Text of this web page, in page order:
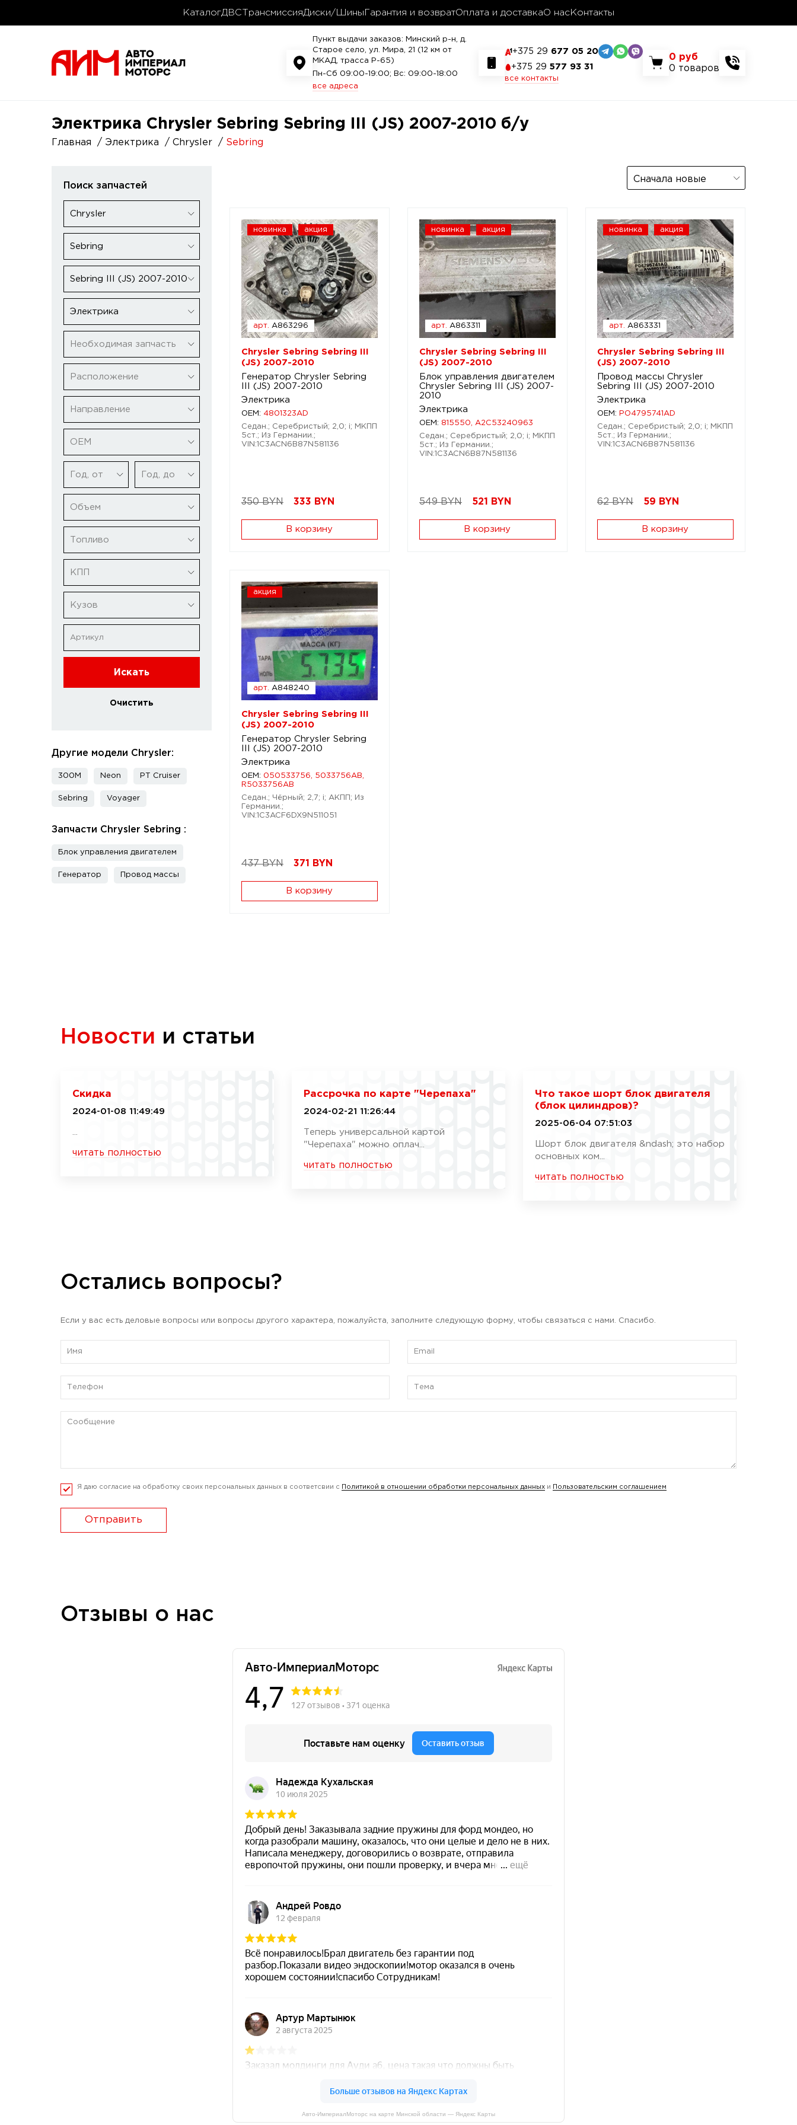
КаталогДВС ТрансмиссияДиски/Шины Гарантия и возвратОплата и доставкаО нас Контакты
Пункт выдачи заказов: Минский р-н, д.
Старое село, ул. Мира, 21 (12 км от
МКАД, трасса P-65)
Пн-Сб 09:00-19:00; Вс: 09:00-18:00
все адреса
+375 29 677 05 20
+375 29 577 93 31
все контакты
0 руб
0 товаров
Электрика Chrysler Sebring Sebring III (JS) 2007-2010 б/у
Главная Электрика Chrysler Sebring
Поиск запчастей
Chrysler
Sebring
Sebring III (JS) 2007-2010
Электрика
Необходимая запчасть
Расположение
Направление
ОЕМ
Год, от Год, до
Объем
Топливо
КПП
Кузов
Искать
Очистить
Другие модели Chrysler:
300M Neon PT Cruiser
Sebring Voyager
Запчасти Chrysler Sebring :
Блок управления двигателем
Генератор Провод массы
Сначала новые
новинка акция
арт. A863296
Chrysler Sebring Sebring III
(JS) 2007-2010
Генератор Chrysler Sebring
III (JS) 2007-2010
Электрика
OEM: 4801323AD
Седан.; Серебристый; 2,0; i; МКПП
5ст.; Из Германии.;
VIN:1C3ACN6B87N581136
350 BYN 333 BYN
В корзину
новинка акция
арт. A863311
Chrysler Sebring Sebring III
(JS) 2007-2010
Блок управления двигателем
Chrysler Sebring III (JS) 2007-
2010
Электрика
OEM: 815550, A2C53240963
Седан.; Серебристый; 2,0; i; МКПП
5ст.; Из Германии.;
VIN:1C3ACN6B87N581136
549 BYN 521 BYN
В корзину
новинка акция
арт. A863331
Chrysler Sebring Sebring III
(JS) 2007-2010
Провод массы Chrysler
Sebring III (JS) 2007-2010
Электрика
OEM:
PO4795741AD
Седан.; Серебристый; 2,0; i; МКПП
5ст.; Из Германии.;
VIN:1C3ACN6B87N581136
62 BYN 59 BYN
В корзину
акция
арт. A848240
Chrysler Sebring Sebring III
(JS) 2007-2010
Генератор Chrysler Sebring
III (JS) 2007-2010
Электрика
OEM: 050533756, 5033756AB,
R5033756AB
Седан.; Чёрный; 2,7; i; АКПП; Из
Германии.;
VIN:1C3ACF6DX9N511051
437 BYN 371 BYN
В корзину
Новости и статьи
Скидка
2024-01-08 11:49:49
читать полностью
Рассрочка по карте "Черепаха"
2024-02-21 11:26:44
Теперь универсальной картой
"Черепаха" можно оплач...
читать полностью
Что такое шорт блок двигателя
(блок цилиндров)?
2025-06-04 07:51:03
Шорт блок двигателя &ndash; это набор
основных ком...
читать полностью
Остались вопросы?
Если у вас есть деловые вопросы или вопросы другого характера, пожалуйста, заполните следующую форму, чтобы связаться с нами. Спасибо.
Я даю согласие на обработку своих персональных данных в соответсвии с Политикой в отношении обработки персональных данных и Пользовательским соглашением
Отправить
Отзывы о нас
Авто-ИмпериалМоторс на карте Минской области — Яндекс Карты